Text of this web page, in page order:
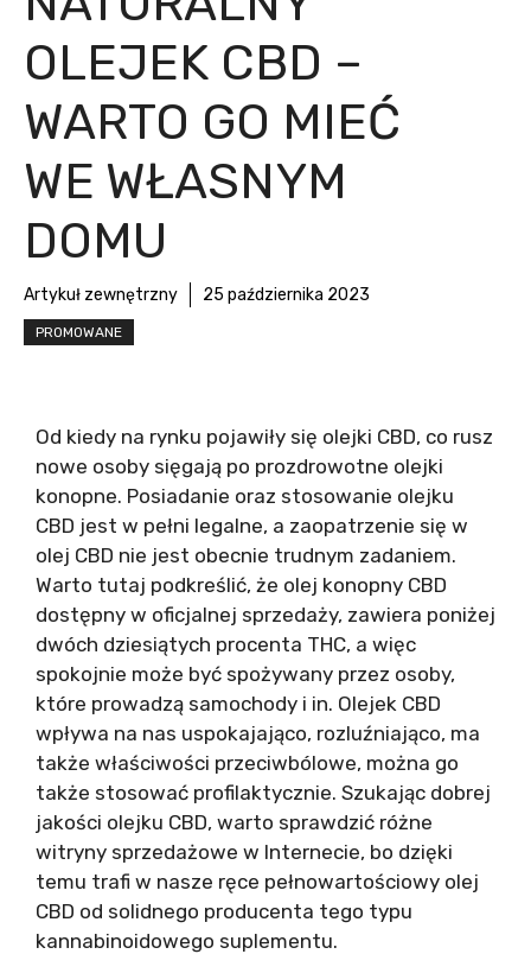
OLEJEK CBD –
WARTO GO MIEĆ
WE WŁASNYM
DOMU
Artykuł zewnętrzny 25 października 2023
PROMOWANE
Od kiedy na rynku pojawiły się olejki CBD, co rusz
nowe osoby sięgają po prozdrowotne olejki
konopne. Posiadanie oraz stosowanie olejku
CBD jest w pełni legalne, a zaopatrzenie się w
olej CBD nie jest obecnie trudnym zadaniem.
Warto tutaj podkreślić, że olej konopny CBD
dostępny w oficjalnej sprzedaży, zawiera poniżej
dwóch dziesiątych procenta THC, a więc
spokojnie może być spożywany przez osoby,
które prowadzą samochody i in. Olejek CBD
wpływa na nas uspokajająco, rozluźniająco, ma
także właściwości przeciwbólowe, można go
także stosować profilaktycznie. Szukając dobrej
jakości olejku CBD, warto sprawdzić różne
witryny sprzedażowe w Internecie, bo dzięki
temu trafi w nasze ręce pełnowartościowy olej
CBD od solidnego producenta tego typu
kannabinoidowego suplementu.